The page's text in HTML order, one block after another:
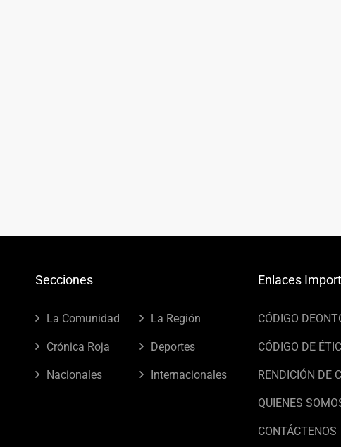
Secciones
La Comunidad La Región
Crónica Roja Deportes
Nacionales Internacionales
Enlaces
CÓDIGO
CÓDIGO DE
RENDICIÓN DE
QUIENES
CONTÁCTENOS